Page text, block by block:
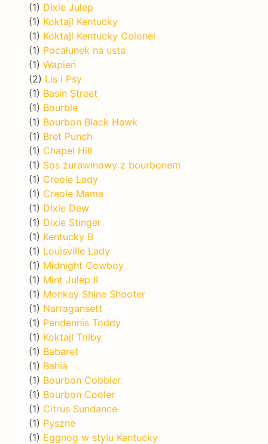
(1) Dixie Julep
(1) Koktajl Kentucky
(1) Koktajl Kentucky Colonel
(1) Pocałunek na usta
(1) Wapień
(2) Lis i Psy
(1) Basin Street
(1) Bourble
(1) Bourbon Black Hawk
(1) Bret Punch
(1) Chapel Hill
(1) Sos żurawinowy z bourbonem
(1) Creole Lady
(1) Creole Mama
(1) Dixie Dew
(1) Dixie Stinger
(1) Kentucky B
(1) Louisville Lady
(1) Midnight Cowboy
(1) Mint Julep II
(1) Monkey Shine Shooter
(1) Narragansett
(1) Pendennis Toddy
(1) Koktajl Trilby
(1) Babaret
(1) Bahia
(1) Bourbon Cobbler
(1) Bourbon Cooler
(1) Citrus Sundance
(1) Pyszne
(1) Eggnog w stylu Kentucky